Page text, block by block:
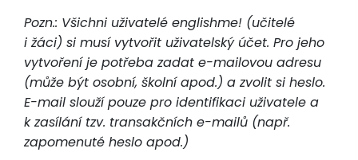
Pozn.: Všichni uživatelé englishme! (učitelé
i žáci) si musí vytvořit uživatelský účet. Pro jeho
vytvoření je potřeba zadat e-mailovou adresu
(může být osobní, školní apod.) a zvolit si heslo.
E-mail slouží pouze pro identifikaci uživatele a
k zasílání tzv. transakčních e-mailů (např.
zapomenuté heslo apod.)